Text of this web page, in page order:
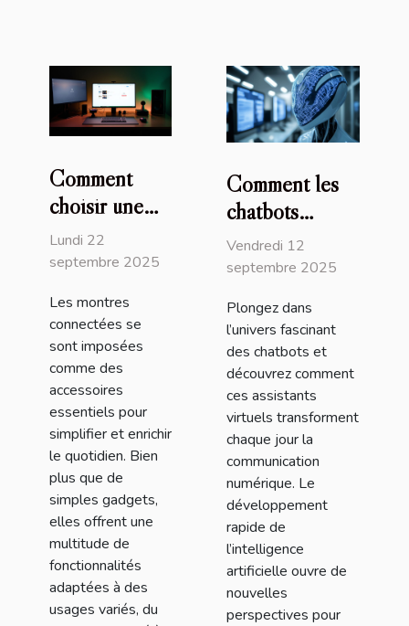
Comment
choisir une
montre
connectée
besoins
quotidiens ?
Lundi 22
septembre 2025
Les montres
connectées se
sont imposées
comme des
accessoires
essentiels pour
simplifier et enrichir
le quotidien. Bien
plus que de
simples gadgets,
elles offrent une
multitude de
fonctionnalités
adaptées à des
usages variés, du
Comment les
chatbots
révolutionnent-
ils la
numérique ?
Vendredi 12
septembre 2025
Plongez dans
l’univers fascinant
des chatbots et
découvrez comment
ces assistants
virtuels transforment
chaque jour la
communication
numérique. Le
développement
rapide de
l’intelligence
artificielle ouvre de
nouvelles
perspectives pour